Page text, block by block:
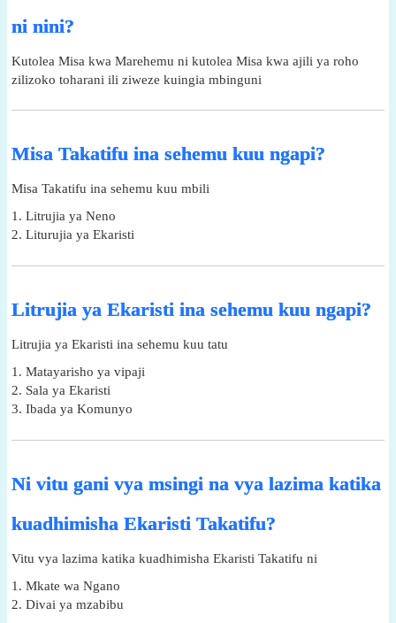
ni nini?
Kutolea Misa kwa Marehemu ni kutolea Misa kwa ajili ya roho
zilizoko toharani ili ziweze kuingia mbinguni
Misa Takatifu ina sehemu kuu ngapi?
Misa Takatifu ina sehemu kuu mbili
1. Litrujia ya Neno
2. Liturujia ya Ekaristi
Litrujia ya Ekaristi ina sehemu kuu ngapi?
Litrujia ya Ekaristi ina sehemu kuu tatu
1. Matayarisho ya vipaji
2. Sala ya Ekaristi
3. Ibada ya Komunyo
Ni vitu gani vya msingi na vya lazima katika
kuadhimisha Ekaristi Takatifu?
Vitu vya lazima katika kuadhimisha Ekaristi Takatifu ni
1. Mkate wa Ngano
2. Divai ya mzabibu